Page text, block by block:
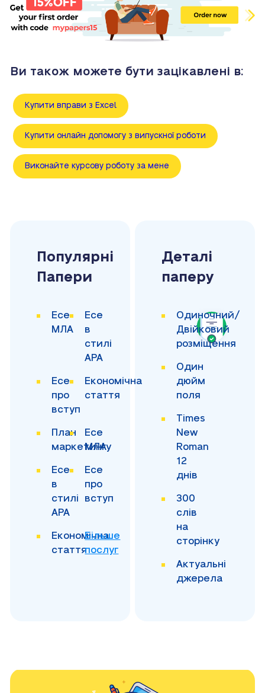
Ви також можете бути зацікавлені в:
Купити вправи з Excel
Купити онлайн допомогу з випускної роботи
Виконайте курсову роботу за мене
Популярні
Папери
Есе
МЛА
Есе
в
стилі
APA
Есе
про
вступ
Економічна
стаття
План
маркетингу
Есе
МЛА
Есе
в
стилі
APA
Есе
про
вступ
Економічна
стаття
Більше
послуг
Деталі
паперу
Одиночний/
Двійковий
розміщення
Один
дюйм
поля
Times
New
Roman
12
днів
300
слів
на
сторінку
Актуальні
джерела